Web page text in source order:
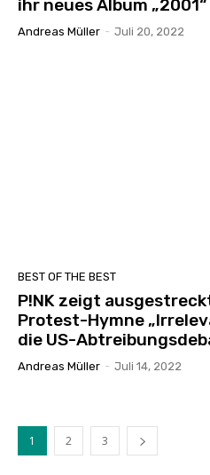
ihr neues Album „2001“
Andreas Müller - Juli 20, 2022
BEST OF THE BEST
P!NK zeigt
Protest-Hymne
die US-
Andreas Müller - Juli 14, 2022
1 2 3